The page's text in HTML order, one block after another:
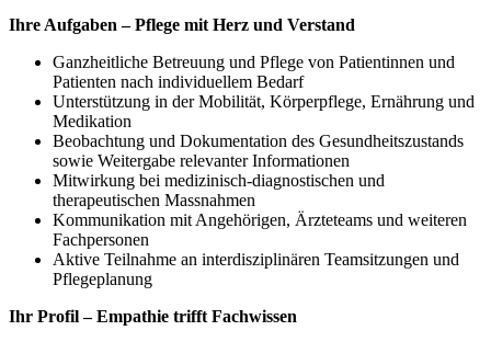
Ihre Aufgaben – Pflege mit Herz und Verstand
Ganzheitliche Betreuung und Pflege von Patientinnen und
Patienten nach individuellem Bedarf
Unterstützung in der Mobilität, Körperpflege, Ernährung und
Medikation
Beobachtung und Dokumentation des Gesundheitszustands
sowie Weitergabe relevanter Informationen
Mitwirkung bei medizinisch-diagnostischen und
therapeutischen Massnahmen
Kommunikation mit Angehörigen, Ärzteteams und weiteren
Fachpersonen
Aktive Teilnahme an interdisziplinären Teamsitzungen und
Pflegeplanung
Ihr Profil – Empathie trifft Fachwissen